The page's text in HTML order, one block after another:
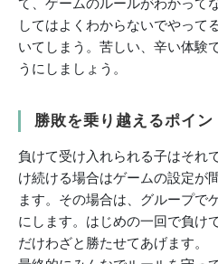
て、ゲームのルールがわかって
してはよくわからないでやって
いてしまう。苦しい、辛い体験
うにしましょう。
勝敗を乗り越えるポイン
負けて受け入れられる子はそれ
け続ける場合はゲームの設定が
ます。その場合は、グループで
にします。はじめの一回で負け
だけわざと勝たせてあげます。